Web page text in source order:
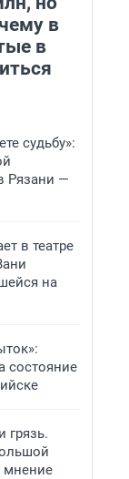
в
в
судьбу»:
Рязани —
в театре
на
состояние
грязь.
мнение